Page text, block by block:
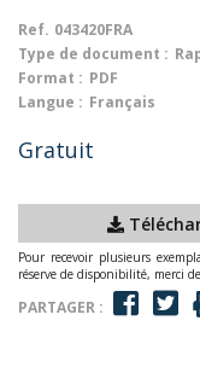
Ref. 043420FRA
Type de document :
Format : PDF
Langue : Français
Gratuit
Pour recevoir plusieurs
réserve de disponibilité, merci de
PARTAGER :